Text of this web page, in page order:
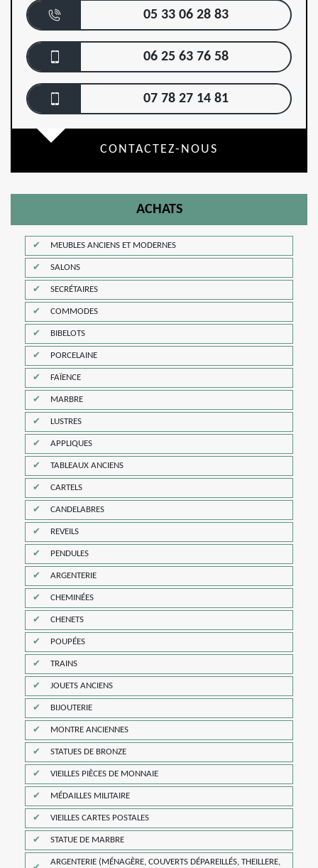
05 33 06 28 83
06 25 63 76 58
07 78 27 14 81
CONTACTEZ-NOUS
ACHATS
MEUBLES ANCIENS ET MODERNES
SALONS
SECRÉTAIRES
COMMODES
BIBELOTS
PORCELAINE
FAÏENCE
MARBRE
LUSTRES
APPLIQUES
TABLEAUX ANCIENS
CARTELS
CANDELABRES
REVEILS
PENDULES
ARGENTERIE
CHEMINÉES
CHENETS
POUPÉES
TRAINS
JOUETS ANCIENS
BIJOUTERIE
MONTRE ANCIENNES
STATUES DE BRONZE
VIEILLES PIÈCES DE MONNAIE
MÉDAILLES MILITAIRE
VIEILLES CARTES POSTALES
STATUE DE MARBRE
ARGENTERIE (MÉNAGÈRE, COUVERTS DÉPAREILLÉS, THEILLERE,